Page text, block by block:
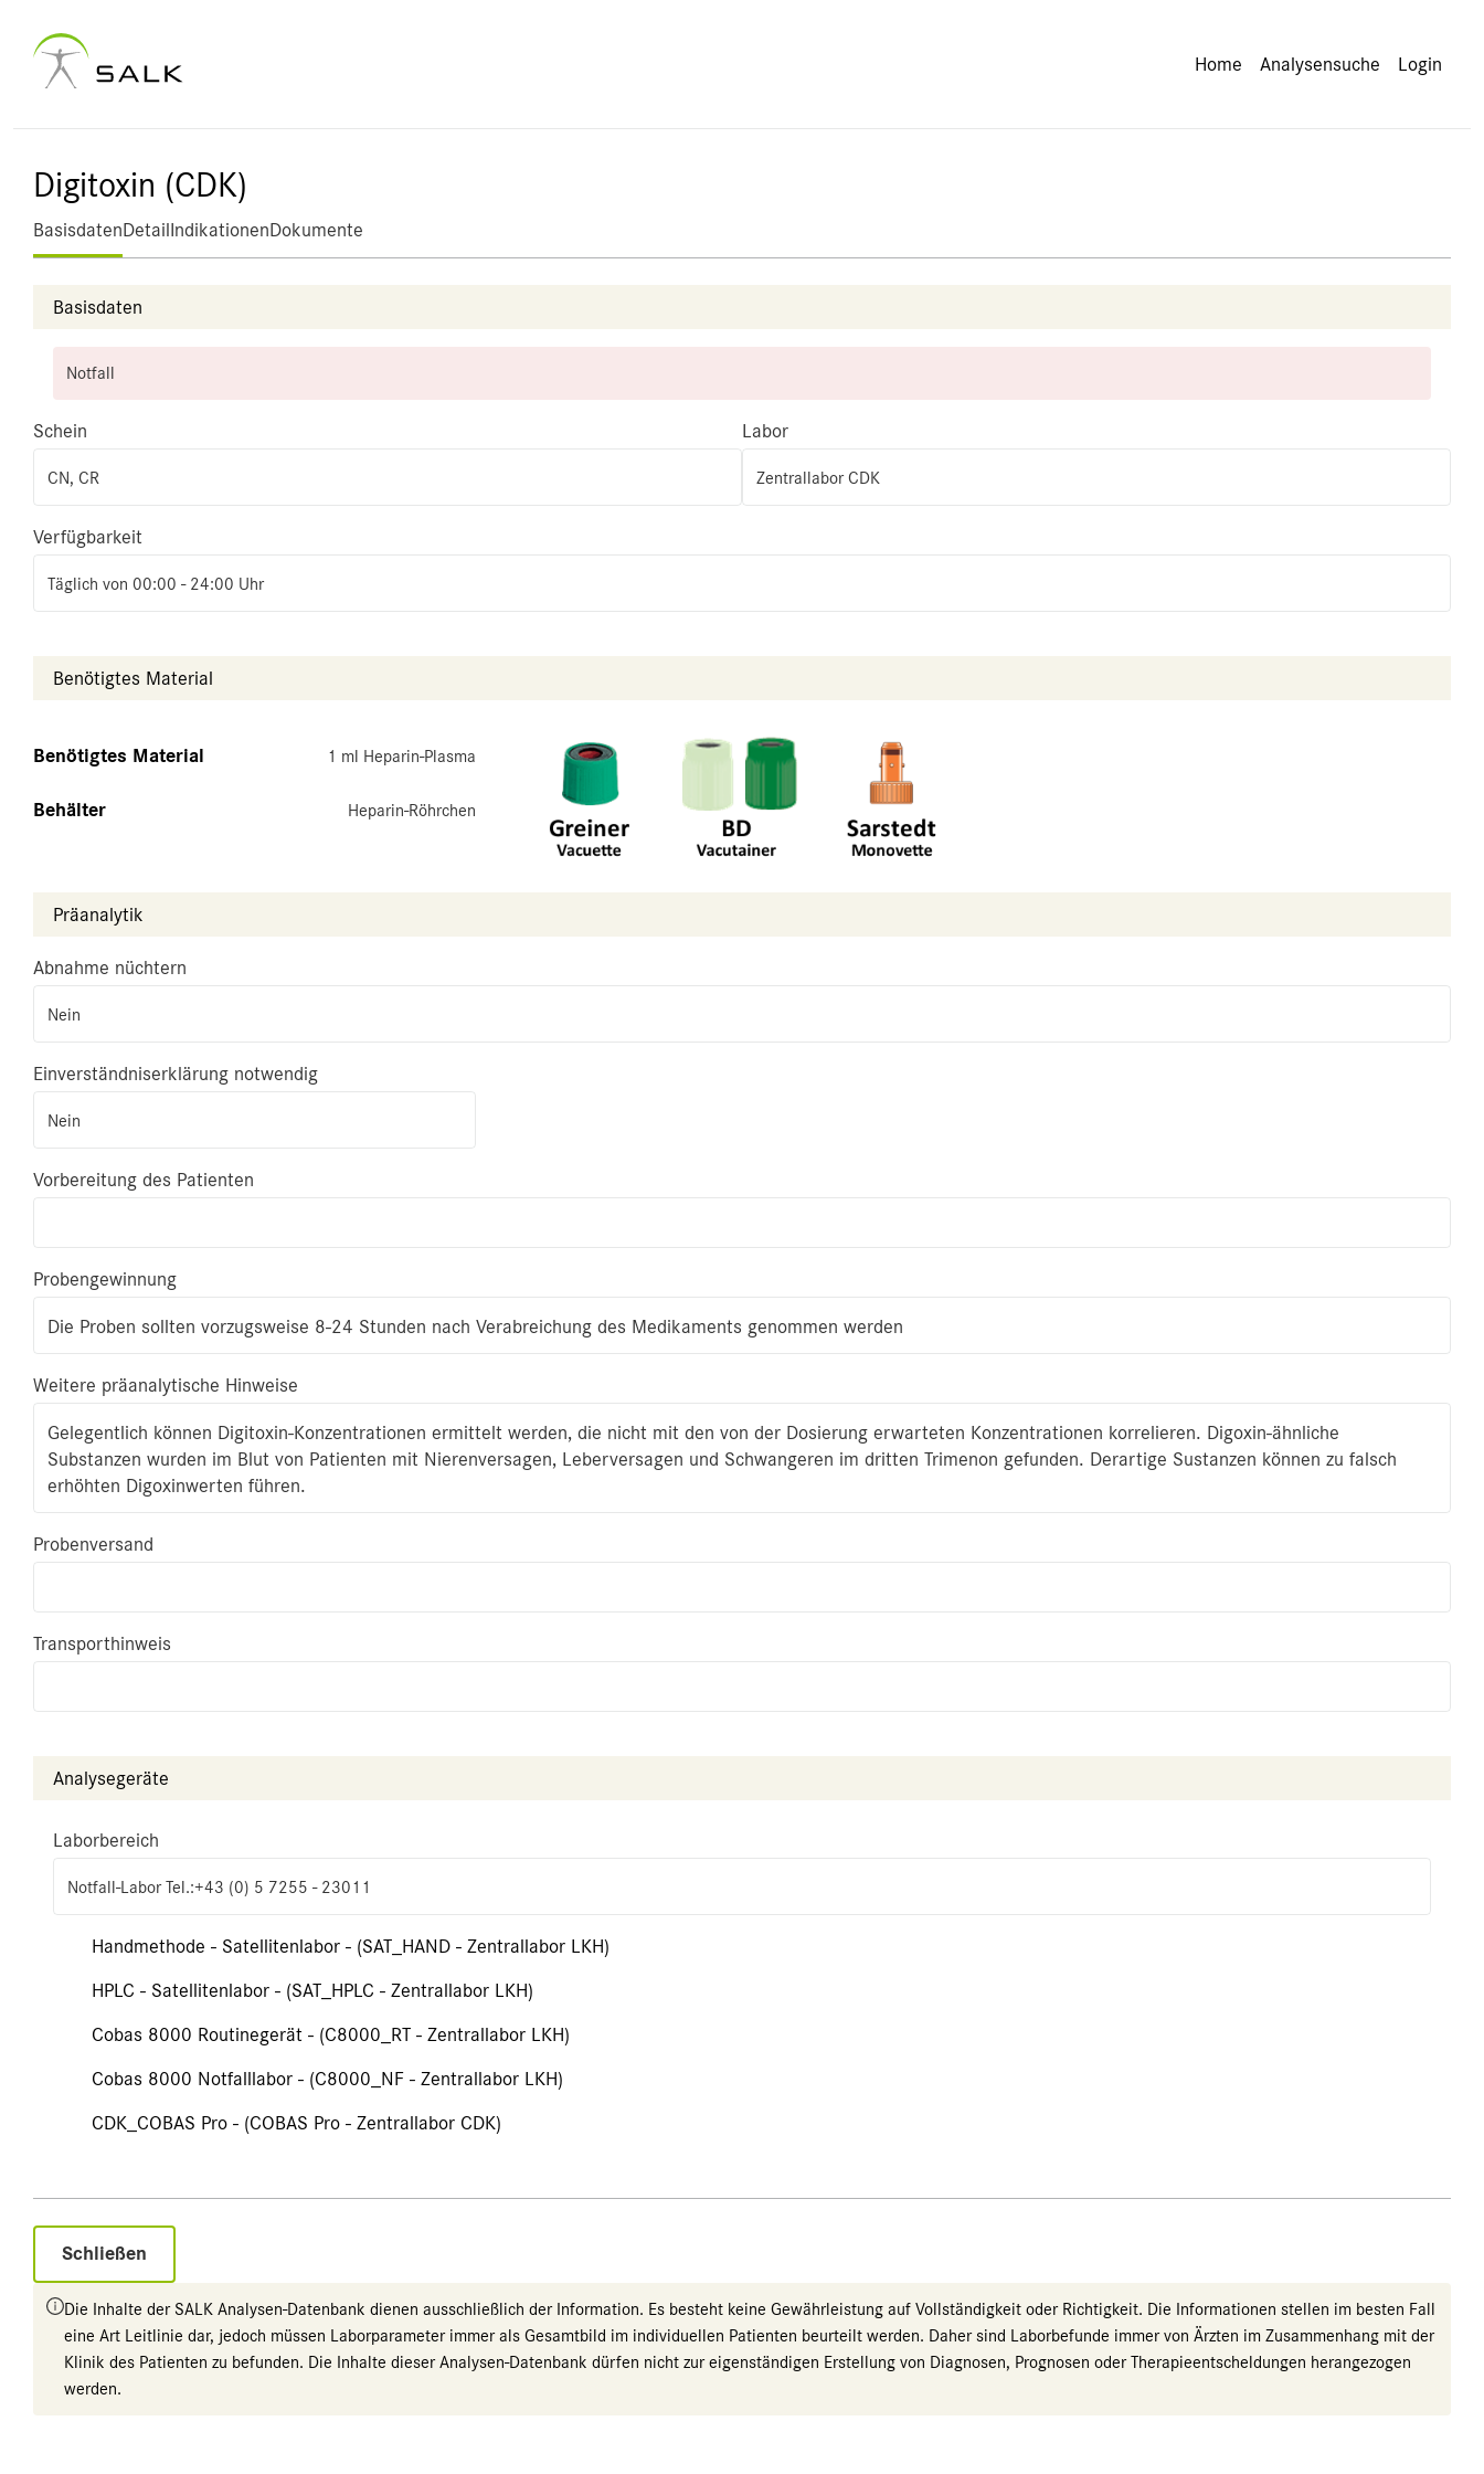
Home Analysensuche Login
Digitoxin (CDK)
BasisdatenDetailIndikationenDokumente
Basisdaten
Notfall
Schein
CN, CR
Labor
Zentrallabor CDK
Verfügbarkeit
Täglich von 00:00 - 24:00 Uhr
Benötigtes Material
Benötigtes Material 1 ml Heparin-Plasma
Behälter Heparin-Röhrchen
Präanalytik
Abnahme nüchtern
Nein
Einverständniserklärung notwendig
Nein
Vorbereitung des Patienten
Probengewinnung
Die Proben sollten vorzugsweise 8-24 Stunden nach Verabreichung des Medikaments genommen werden
Weitere präanalytische Hinweise
Gelegentlich können Digitoxin-Konzentrationen ermittelt werden, die nicht mit den von der Dosierung erwarteten Konzentrationen korrelieren. Digoxin-ähnliche
Substanzen wurden im Blut von Patienten mit Nierenversagen, Leberversagen und Schwangeren im dritten Trimenon gefunden. Derartige Sustanzen können zu falsch
erhöhten Digoxinwerten führen.
Probenversand
Transporthinweis
Analysegeräte
Laborbereich
Notfall-Labor Tel.:+43 (0) 5 7255 - 23011
Handmethode - Satellitenlabor - (SAT_HAND - Zentrallabor LKH)
HPLC - Satellitenlabor - (SAT_HPLC - Zentrallabor LKH)
Cobas 8000 Routinegerät - (C8000_RT - Zentrallabor LKH)
Cobas 8000 Notfalllabor - (C8000_NF - Zentrallabor LKH)
CDK_COBAS Pro - (COBAS Pro - Zentrallabor CDK)
Schließen
Die Inhalte der SALK Analysen-Datenbank dienen ausschließlich der Information. Es besteht keine Gewährleistung auf Vollständigkeit oder Richtigkeit. Die Informationen stellen im besten Fall
eine Art Leitlinie dar, jedoch müssen Laborparameter immer als Gesamtbild im individuellen Patienten beurteilt werden. Daher sind Laborbefunde immer von Ärzten im Zusammenhang mit der
Klinik des Patienten zu befunden. Die Inhalte dieser Analysen-Datenbank dürfen nicht zur eigenständigen Erstellung von Diagnosen, Prognosen oder Therapieentscheldungen herangezogen
werden.